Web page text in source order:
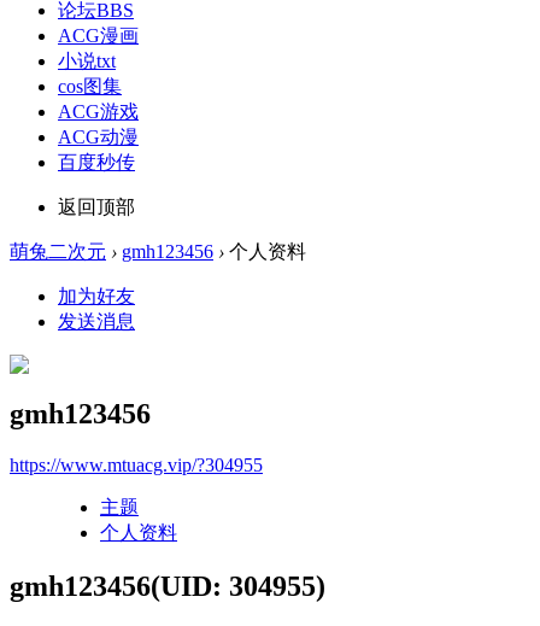
论坛BBS
ACG漫画
小说txt
cos图集
ACG游戏
ACG动漫
百度秒传
返回顶部
萌兔二次元 › gmh123456 › 个人资料
加为好友
发送消息
gmh123456
https://www.mtuacg.vip/?304955
主题
个人资料
gmh123456(UID: 304955)